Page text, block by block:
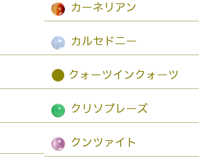
カーネリアン
カルセドニー
● クォーツインクォーツ
クリソプレーズ
クンツァイト